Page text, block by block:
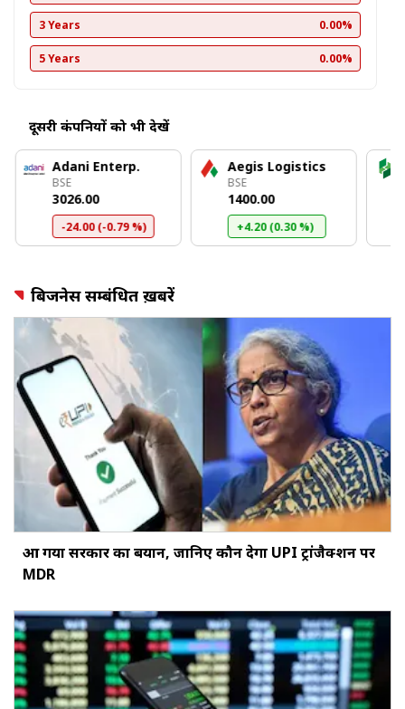
3 Years 0.00%
5 Years 0.00%
दूसरी कंपनियों को भी देखें
Adani Enterp.
BSE
₹3026.00
-24.00 (-0.79 %)
Aegis Logistics
BSE
₹1400.00
+4.20 (0.30 %)
बिजनेस सम्बंधित ख़बरें
आ गया सरकार का बयान, जानिए कौन देगा UPI ट्रांजैक्शन पर
MDR